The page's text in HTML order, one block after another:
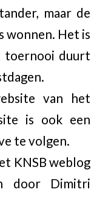
maar de
wonnen. Het is
toernooi duurt
van het
is ook een
te volgen.
KNSB weblog
door Dimitri